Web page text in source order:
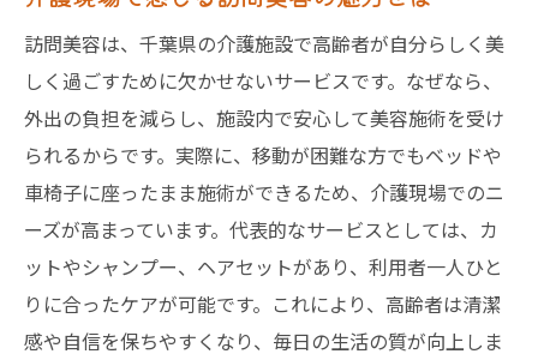
訪問美容は、千葉県の介護施設で高齢者が自分らしく美
しく過ごすために欠かせないサービスです。なぜなら、
外出の負担を減らし、施設内で安心して美容施術を受け
られるからです。実際に、移動が困難な方でもベッドや
車椅子に座ったまま施術ができるため、介護現場でのニ
ーズが高まっています。代表的なサービスとしては、カ
ットやシャンプー、ヘアセットがあり、利用者一人ひと
りに合ったケアが可能です。これにより、高齢者は清潔
感や自信を保ちやすくなり、毎日の生活の質が向上しま